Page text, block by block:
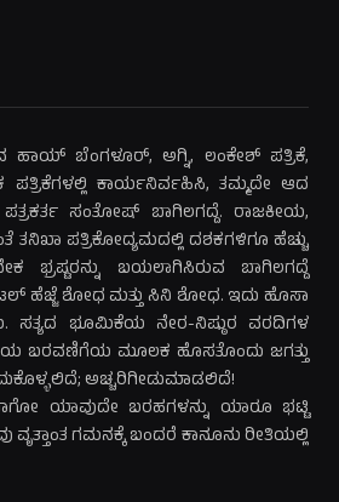
ಹಾಯ್ ಬೆಂಗಳೂರ್, ಅಗ್ನಿ, ಲಂಕೇಶ್ ಪತ್ರಿಕೆ,
ಕಾರ್ಯನಿರ್ವಹಿಸಿ, ತಮ್ಮದೇ ಆದ
ಸಂತೋಷ್ ಬಾಗಿಲಗದ್ದೆ. ರಾಜಕೀಯ,
ತನಿಖಾ ಪತ್ರಿಕೋದ್ಯಮದಲ್ಲಿ ದಶಕಗಳಿಗೂ ಹೆಚ್ಚು
ಭ್ರಷ್ಟರನ್ನು ಬಯಲಾಗಿಸಿರುವ ಬಾಗಿಲಗದ್ದೆ
ಹೆಜ್ಜೆ ಶೋಧ ಮತ್ತು ಸಿನಿ ಶೋಧ. ಇದು ಹೊಸಾ
ಭೂಮಿಕೆಯ ನೇರ-ನಿಷ್ಠುರ ವರದಿಗಳ
ಬರವಣಿಗೆಯ ಮೂಲಕ ಹೊಸತೊಂದು ಜಗತ್ತು
ಅಚ್ಚರಿಗೀಡುಮಾಡಲಿದೆ!
ಯಾವುದೇ ಬರಹಗಳನ್ನು ಯಾರೂ ಭಟ್ಟಿ
ವೃತ್ತಾಂತ ಗಮನಕ್ಕೆ ಬಂದರೆ ಕಾನೂನು ರೀತಿಯಲ್ಲಿ